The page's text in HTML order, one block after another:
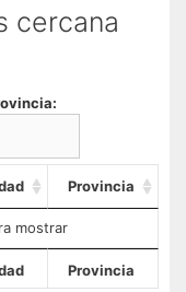
cercana
Provincia
mostrar
Provincia